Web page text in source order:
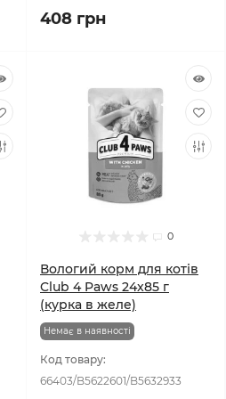
408 грн
0
Вологий корм для котів
Club 4 Paws 24x85 г
(курка в желе)
Немає в наявності
Код товару:
66403/B5622601/B5632933